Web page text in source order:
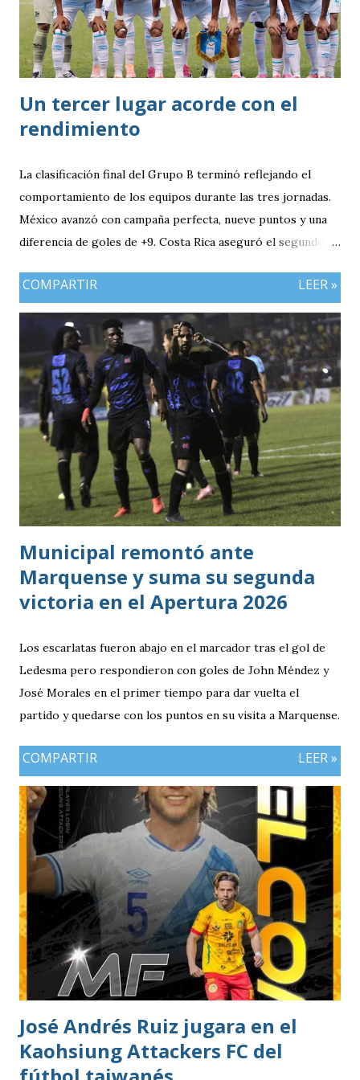
Un tercer lugar acorde con el
rendimiento
La clasificación final del Grupo B terminó reflejando el
comportamiento de los equipos durante las tres jornadas.
México avanzó con campaña perfecta, nueve puntos y una
diferencia de goles de +9. Costa Rica aseguró el segundo
tres puntos y diferencia de -1, mientras Antigua y Barbuda
cerró sin sumar. ¿Por qué Guatemala terminó tercera y
dependió de otros resultados? Porque el equipo solo
consiguió imponer condiciones frente al rival más débil del
grupo. En los dos partidos que definían la clasificación fue
superado en posesión, producción ofensiva y generación de
ocasiones de gol. La goleada frente a México terminó
siendo la consecuencia más visible de una diferencia que ya
se había manifestado ante Costa Rica y que obligó a la
Bicolor a llegar a la última jornada pendiente de otros
resultados, particularmente del de Honduras vs. Panamá.
COMPARTIR LEER »
Municipal remontó ante
Marquense y suma su segunda
victoria en el Apertura 2026
Los escarlatas fueron abajo en el marcador tras el gol de
Ledesma pero respondieron con goles de John Méndez y
José Morales en el primer tiempo para dar vuelta el
partido y quedarse con los puntos en su visita a Marquense.
COMPARTIR LEER »
José Andrés Ruiz jugara en el
Kaohsiung Attackers FC del